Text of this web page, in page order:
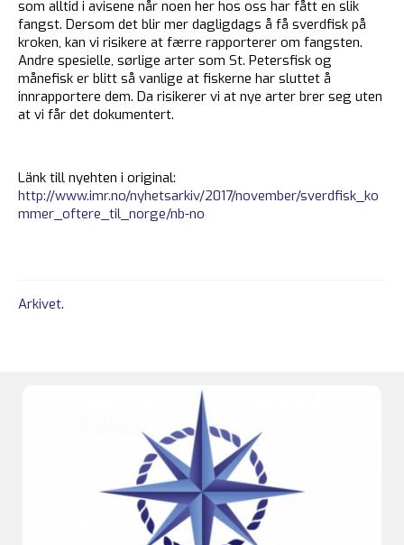
som alltid i avisene når noen her hos oss har fått en slik
fangst. Dersom det blir mer dagligdags å få sverdfisk på
kroken, kan vi risikere at færre rapporterer om fangsten.
Andre spesielle, sørlige arter som St. Petersfisk og
månefisk er blitt så vanlige at fiskerne har sluttet å
innrapportere dem. Da risikerer vi at nye arter brer seg uten
at vi får det dokumentert.
Länk till nyehten i original:
http://www.imr.no/nyhetsarkiv/2017/november/sverdfisk_ko
mmer_oftere_til_norge/nb-no
Arkivet.